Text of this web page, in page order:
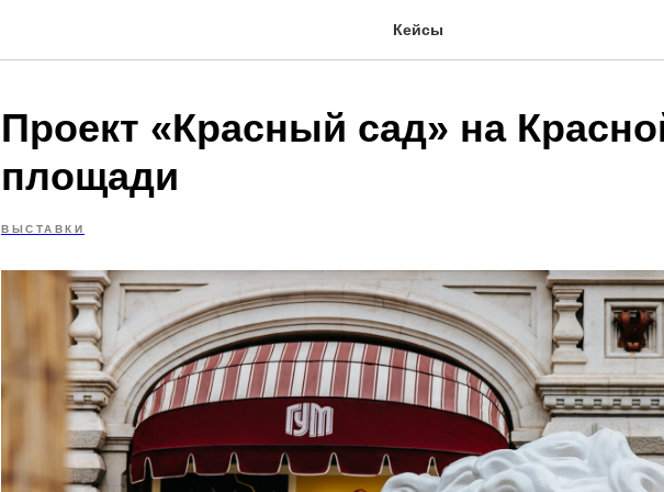
Кейсы
Проект «Красный сад» на
площади
ВЫСТАВКИ